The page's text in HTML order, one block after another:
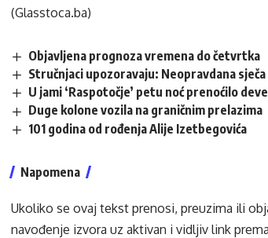
(Glasstoca.ba)
Objavljena prognoza vremena do četvrtka
Stručnjaci upozoravaju: Neopravdana
U jami ‘Raspotočje’ petu noć prenoćilo
Duge kolone vozila na graničnim prelazima
101 godina od rođenja Alije Izetbegovića
Napomena
Ukoliko se ovaj tekst prenosi, preuzima ili
navođenje izvora uz aktivan i vidljiv link